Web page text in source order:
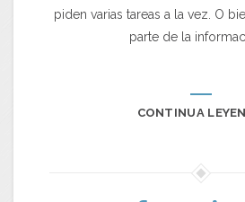
piden varias tareas a la vez. O
parte de la
CONTINUA